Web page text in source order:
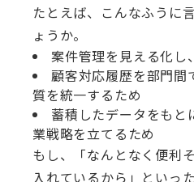
たとえば、こんなふうに
ょうか。
案件管理を見える化し
顧客対応履歴を部門間
質を統一するため
蓄積したデータをもと
業戦略を立てるため
もし、「なんとなく便利
入れているから」といっ